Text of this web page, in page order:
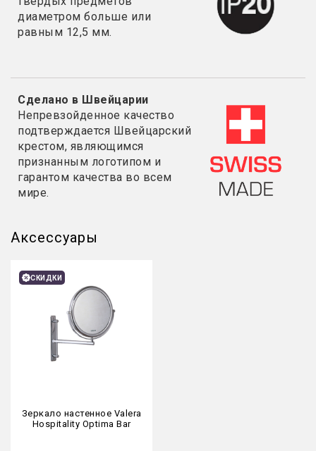
диаметром больше или
равным 12,5 мм.
Сделано в Швейцарии
Непревзойденное качество
подтверждается Швейцарский
крестом, являющимся
признанным логотипом и
гарантом качества во всем
мире.
Аксессуары
СКИДКИ
Зеркало настенное Valera
Hospitality Optima Bar